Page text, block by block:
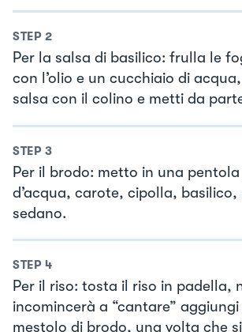
STEP 2
Per la salsa di basilico: frulla le
con l’olio e un cucchiaio di
salsa con il colino e metti da
STEP 3
Per il brodo: metto in una pentola
d’acqua, carote, cipolla, basilico,
sedano.
STEP 4
Per il riso: tosta il riso in padella,
incomincerà a “cantare”
mestolo di brodo, una volta che